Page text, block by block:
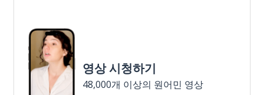
영상 시청하기
48,000개 이상의 원어민 영상